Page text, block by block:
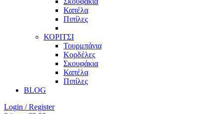
Καπέλα
Πιπίλες
ΚΟΡΙΤΣΙ
Τουρμπάνια
Κορδέλες
Σκουφάκια
Καπέλα
Πιπίλες
BLOG
Login / Register